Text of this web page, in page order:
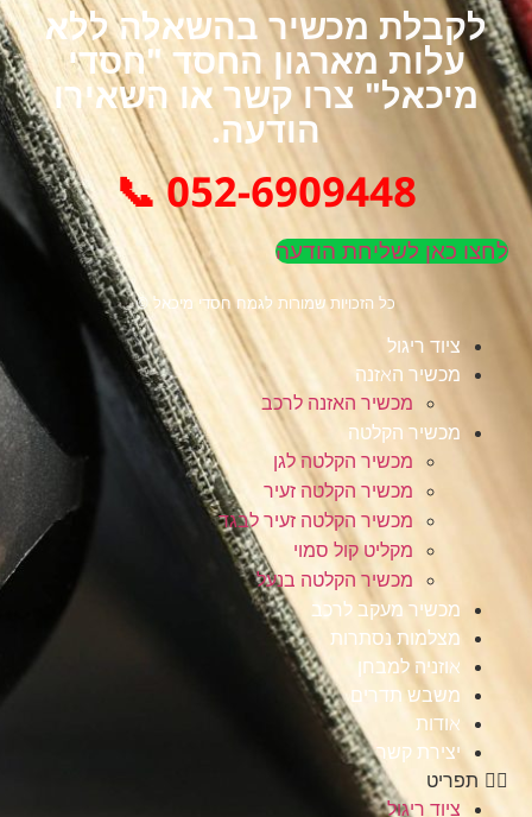
לקבלת מכשיר בהשאלה ללא
עלות מארגון החסד "חסדי
מיכאל" צרו קשר או השאירו
הודעה.
052-6909448 📞
לחצו כאן לשליחת הודעה
כל הזכויות שמורות לגמח חסדי מיכאל ©
ציוד ריגול
מכשיר האזנה
מכשיר האזנה לרכב
מכשיר הקלטה
מכשיר הקלטה לגן
מכשיר הקלטה זעיר
מכשיר הקלטה זעיר לבגד
מקליט קול סמוי
מכשיר הקלטה בנעל
מכשיר מעקב לרכב
מצלמות נסתרות
אוזניה למבחן
משבש תדרים
אודות
יצירת קשר
תפריט
ציוד ריגול